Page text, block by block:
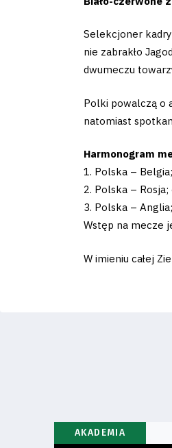
Selekcjoner
nie zabrakło
dwumeczu
Polki powalczą o
natomiast
Harmonogram
1. Polska –
2. Polska –
3. Polska –
Wstęp na mecze
W imieniu całej
AKADEMIA